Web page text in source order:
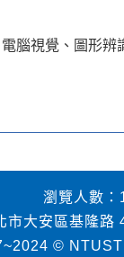
腦視覺、圖形辨
瀏覽人數
市大安區基
NTUST All